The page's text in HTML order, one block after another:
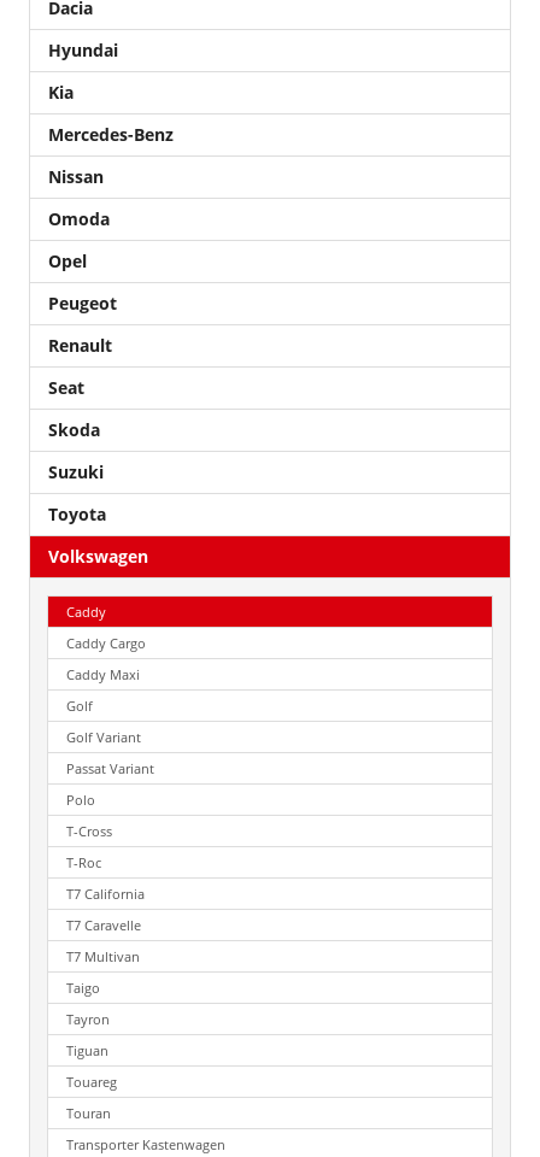
Dacia
Hyundai
Kia
Mercedes-Benz
Nissan
Omoda
Opel
Peugeot
Renault
Seat
Skoda
Suzuki
Toyota
Volkswagen
Caddy
Caddy Cargo
Caddy Maxi
Golf
Golf Variant
Passat Variant
Polo
T-Cross
T-Roc
T7 California
T7 Caravelle
T7 Multivan
Taigo
Tayron
Tiguan
Touareg
Touran
Transporter Kastenwagen